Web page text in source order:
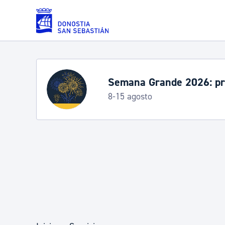
Saltar al contenido principal
Servicios
Padrón y asuntos personales
Semana Grande 2026:
8-15 agosto